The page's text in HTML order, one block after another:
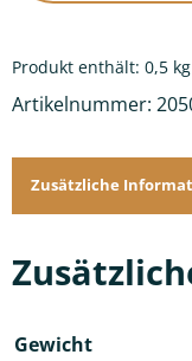
Produkt enthält: 0,5 kg
Artikelnummer:
Zusätzliche
Gewicht